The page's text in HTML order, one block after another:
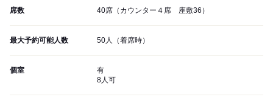
席数 40席（カウンター４席 座敷36）
最大予約可能人数 50人（着席時）
個室
有
8人可